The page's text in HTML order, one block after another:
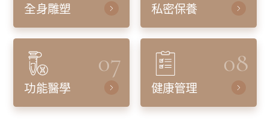
全身雕塑 私密保養
07
功能醫學
08
健康管理